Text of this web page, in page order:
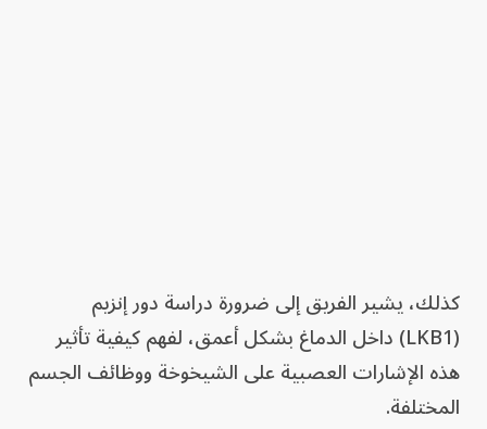
كذلك، يشير الفريق إلى ضرورة دراسة دور إنزيم
(LKB1) داخل الدماغ بشكل أعمق، لفهم كيفية تأثير
هذه الإشارات العصبية على الشيخوخة ووظائف الجسم
المختلفة.